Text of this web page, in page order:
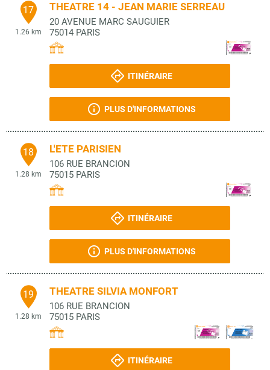
17
1.26 km
THEATRE 14 - JEAN MARIE SERREAU
20 AVENUE MARC SAUGUIER
75014 PARIS
ITINÉRAIRE
PLUS D'INFORMATIONS
18
1.28 km
L'ETE PARISIEN
106 RUE BRANCION
75015 PARIS
ITINÉRAIRE
PLUS D'INFORMATIONS
19
1.28 km
THEATRE SILVIA MONFORT
106 RUE BRANCION
75015 PARIS
ITINÉRAIRE